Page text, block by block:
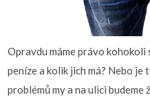
Opravdu máme právo
peníze a kolik jich má? Nebo je
problémů my a na ulici